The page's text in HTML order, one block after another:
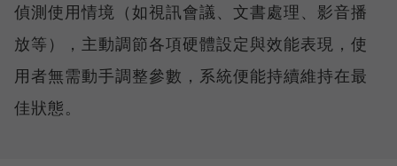
偵測使用情境（如視訊會議、文書處理、影音播
放等），主動調節各項硬體設定與效能表現，使
用者無需動手調整參數，系統便能持續維持在最
佳狀態。